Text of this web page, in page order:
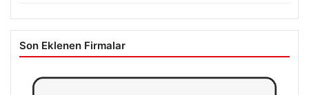
Son Eklenen Firmalar